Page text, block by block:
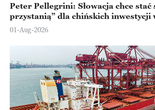
Peter Pellegrini: Słowacja chce stać
przystanią” dla chińskich inwestycji
Europejskiej
01-Aug-2026